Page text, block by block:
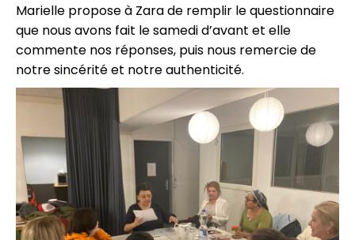
Marielle propose à Zara de remplir le questionnaire
que nous avons fait le samedi d’avant et elle
commente nos réponses, puis nous remercie de
notre sincérité et notre authenticité.